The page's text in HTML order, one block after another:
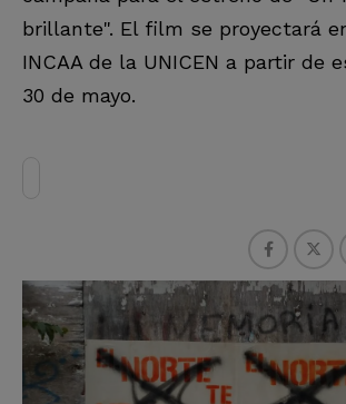
brillante". El film se proyectará
INCAA de la UNICEN a partir de
30 de mayo.